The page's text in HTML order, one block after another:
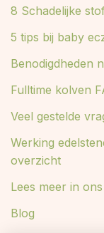
8 Schadelijke
5 tips bij baby
Benodigdheden
Fulltime kolven
Veel gestelde
Werking
overzicht
Lees meer in
Blog